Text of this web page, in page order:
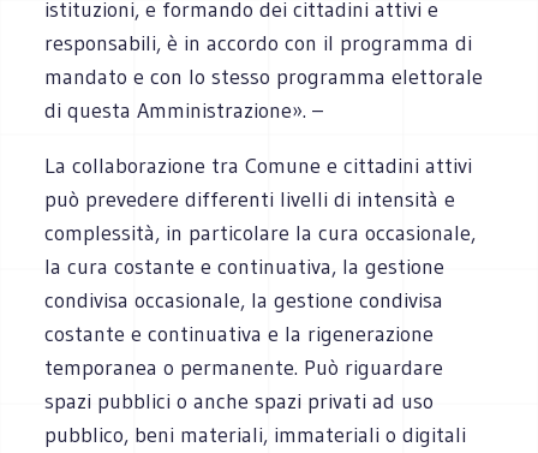
istituzioni, e formando dei cittadini attivi e
responsabili, è in accordo con il programma di
mandato e con lo stesso programma elettorale
di questa Amministrazione». –
La collaborazione tra Comune e cittadini attivi
può prevedere differenti livelli di intensità e
complessità, in particolare la cura occasionale,
la cura costante e continuativa, la gestione
condivisa occasionale, la gestione condivisa
costante e continuativa e la rigenerazione
temporanea o permanente. Può riguardare
spazi pubblici o anche spazi privati ad uso
pubblico, beni materiali, immateriali o digitali